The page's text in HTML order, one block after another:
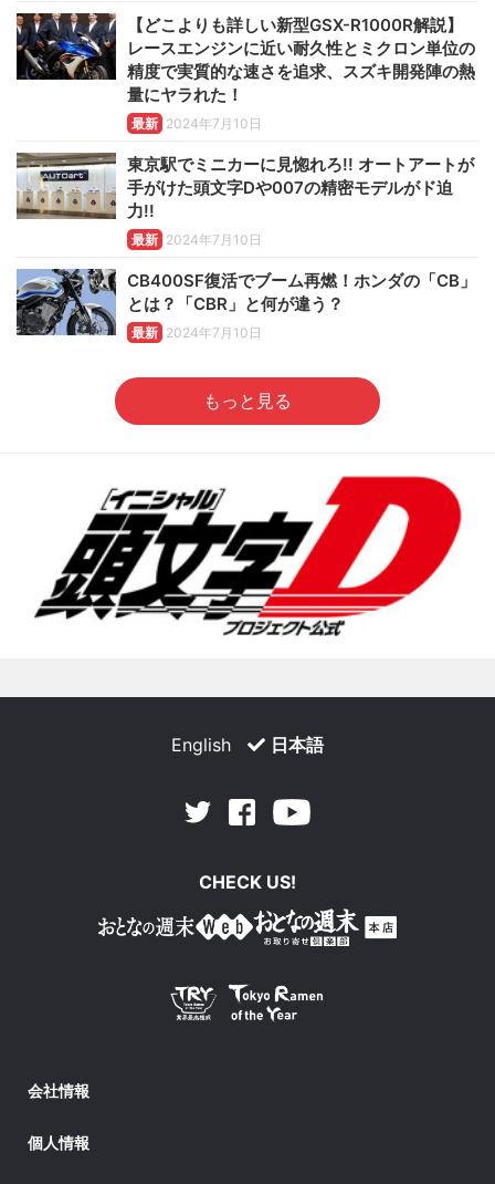
【どこよりも詳しい新型GSX-R1000R解説】
レースエンジンに近い耐久性とミクロン単位の
精度で実質的な速さを追求、スズキ開発陣の熱
量にヤラれた！
最新 2024年7月10日
東京駅でミニカーに見惚れろ!! オートアートが
手がけた頭文字Dや007の精密モデルがド迫
力!!
最新 2024年7月10日
CB400SF復活でブーム再燃！ホンダの「CB」
とは？「CBR」と何が違う？
最新 2024年7月10日
もっと見る
English 日本語
Twitter Facebook
CHECK US!
会社情報
個人情報